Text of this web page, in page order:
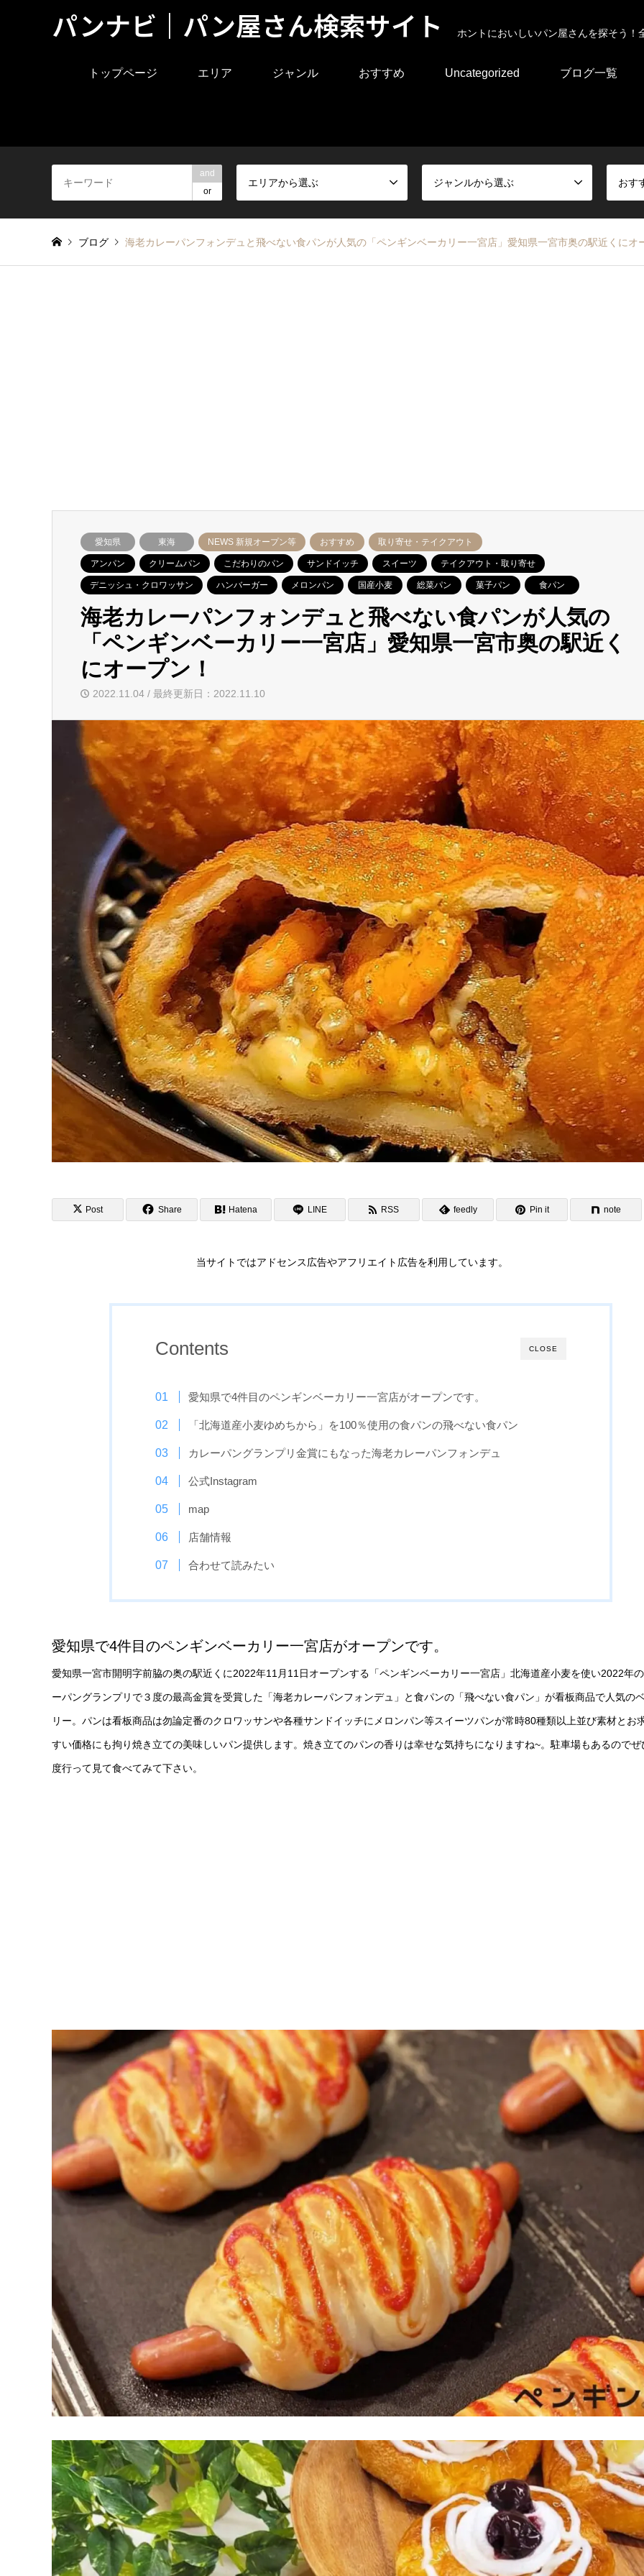
パンナビ｜パン屋さん検索サイト ホントにおいしいパン屋さんを探そう
トップページ エリア ジャンル おすすめ Uncategorized ブログ一覧
and
or
エリアから選ぶ ジャンルから選ぶ おす
ブログ 海老カレーパンフォンデュと飛べない食パンが人気の「ペンギンベーカリー一宮店」愛知県一宮市奥の駅近くにオ
愛知県 東海 NEWS 新規オープン等 おすすめ 取り寄せ・テイクアウト
アンパン クリームパン こだわりのパン サンドイッチ スイーツ テイクアウト・取り寄せ
デニッシュ・クロワッサン ハンバーガー メロンパン 国産小麦 総菜パン 菓子パン 食パン
海老カレーパンフォンデュと飛べない食パンが人気の
「ペンギンベーカリー一宮店」愛知県一宮市奥の駅近く
にオープン！
2022.11.04 / 最終更新日：2022.11.10
Post Share Hatena LINE RSS feedly Pin it note
当サイトではアドセンス広告やアフリエイト広告を利用しています。
CLOSE
Contents
愛知県で4件目のペンギンベーカリー一宮店がオープンです。
「北海道産小麦ゆめちから」を100％使用の食パンの飛べない食パン
カレーパングランプリ金賞にもなった海老カレーパンフォンデュ
公式Instagram
map
店舗情報
合わせて読みたい
愛知県で4件目のペンギンベーカリー一宮店がオープンです。
愛知県一宮市開明字前脇の奥の駅近くに2022年11月11日オープンする「ペンギンベーカリー一宮店」北海道産小麦を使い2022年
ーパングランプリで３度の最高金賞を受賞した「海老カレーパンフォンデュ」と食パンの「飛べない食パン」が看板商品で人気の
リー。パンは看板商品は勿論定番のクロワッサンや各種サンドイッチにメロンパン等スイーツパンが常時80種類以上並び素材とお
すい価格にも拘り焼き立ての美味しいパン提供します。焼き立てのパンの香りは幸せな気持ちになりますね~。駐車場もあるのでぜ
度行って見て食べてみて下さい。